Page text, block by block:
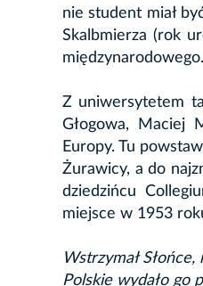
nie student miał
Skalbmierza (rok
Z uniwersytetem
Głogowa, Maciej
Europy. Tu
Żurawicy, a do
dziedzińcu
miejsce w 1953
Wstrzymał Słońce,
Polskie wydało go